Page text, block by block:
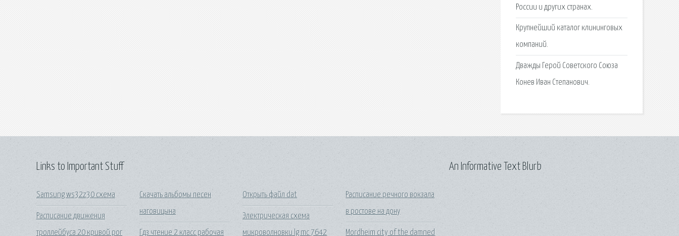
России и других странах.
Крупнейший каталог клининговых
компаний.
Дважды Герой Советского Союза
Конев Иван Степанович.
Links to Important Stuff
Samsung ws32z30 схема
Расписание движения
троллейбуса 20 кривой рог
Скачать альбомы песен
наговицына
Гдз чтение 2 класс рабочая
Открыть файл dat
Электрическая схема
микроволновки lg mc 7642
Расписание речного вокзала
в ростове на дону
Mordheim city of the damned
An Informative Text Blurb